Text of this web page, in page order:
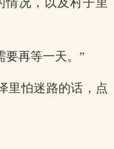
要再等一天。”
里怕迷路的话，点